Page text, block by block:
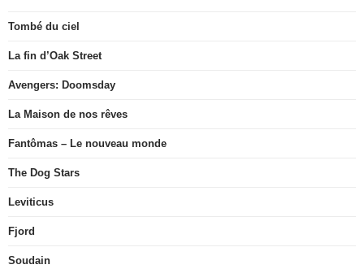
Tombé du ciel
La fin d’Oak Street
Avengers: Doomsday
La Maison de nos rêves
Fantômas – Le nouveau monde
The Dog Stars
Leviticus
Fjord
Soudain